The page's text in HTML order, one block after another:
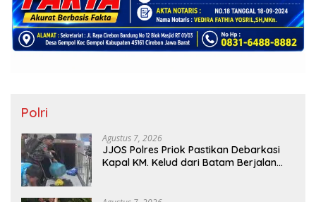
Polri
Agustus 7, 2026
JJOS Polres Priok Pastikan Debarkasi
Kapal KM. Kelud dari Batam Berjalan